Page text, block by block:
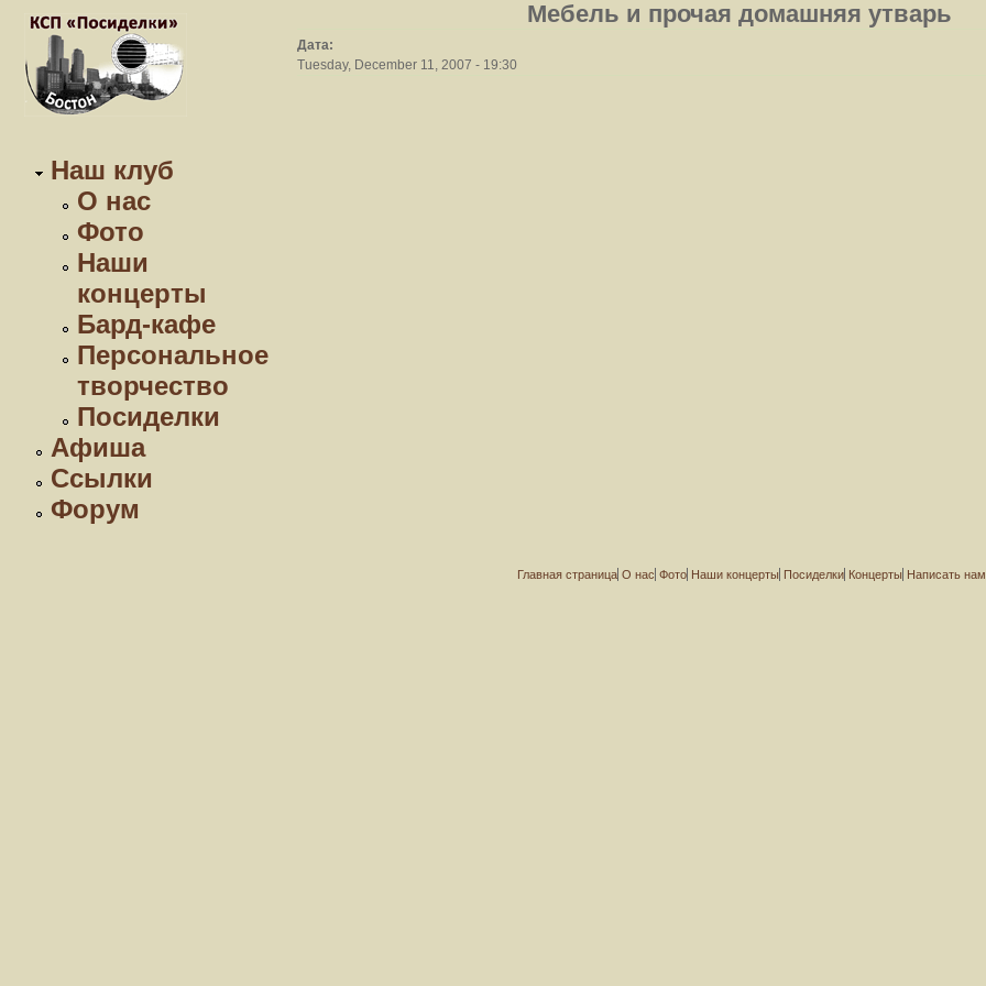
Наш клуб
О нас
Фото
Наши
концерты
Бард-кафе
Персональное
творчество
Посиделки
Афиша
Ссылки
Форум
Мебель и прочая домашняя утварь
Дата:
Tuesday, December 11, 2007 - 19:30
Главная страница О нас Фото Наши концерты Посиделки Концерты Написать нам